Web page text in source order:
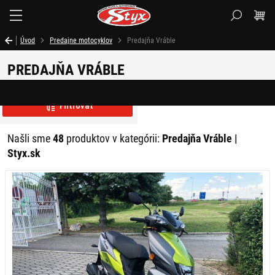
Úvod Predajne motocyklov Predajňa Vráble
PREDAJŇA VRÁBLE
Filtrovať
Našli sme48 produktov v kategórii: Predajňa Vráble |
Styx.sk